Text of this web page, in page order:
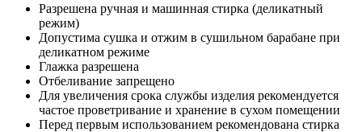
Разрешена ручная и машинная стирка (деликатный
режим)
Допустима сушка и отжим в сушильном барабане при
деликатном режиме
Глажка разрешена
Отбеливание запрещено
Для увеличения срока службы изделия рекомендуется
частое проветривание и хранение в сухом помещении
Перед первым использованием рекомендована стирка